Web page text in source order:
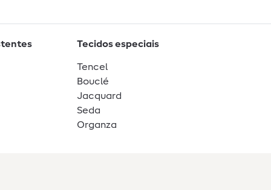
Tecidos especiais
Tencel
Bouclé
Jacquard
Seda
Organza